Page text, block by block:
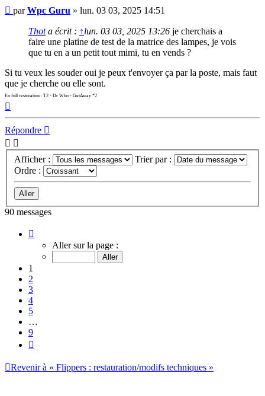
Message
parWpc Guru » lun. 03 03, 2025 14:51
Thota écrit : ↑lun. 03 03, 2025 13:26 je cherchais a
faire une platine de test de la matrice des lampes, je vois
que tu en a un petit tout mimi, tu en vends ?
Si tu veux les souder oui je peux t'envoyer ça par la poste, mais faut
que je cherche ou elle sont.
En full restoration : T2 - Dr Who - GetAway *2
Répondre
Afficher :
Trier par :
Ordre :
90 messages
sur
Aller sur la page :
1
2
3
4
5
…
9
Revenir à « Flippers : restauration/modifs techniques »